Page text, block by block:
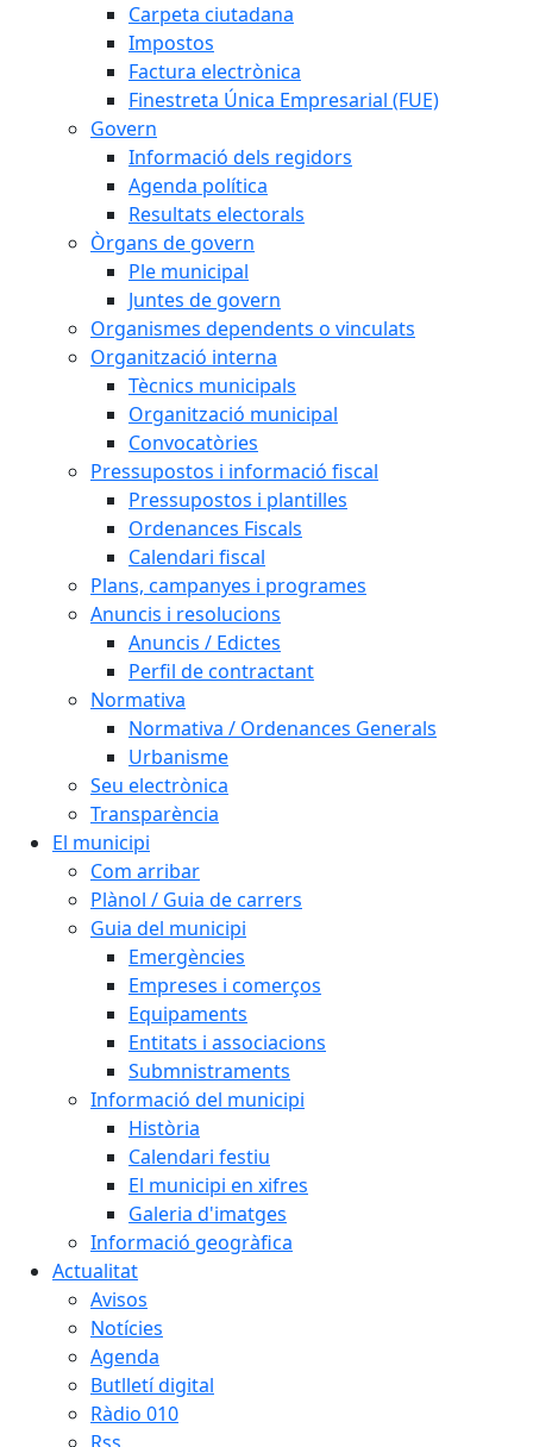
Carpeta ciutadana
Impostos
Factura electrònica
Finestreta Única Empresarial (FUE)
Govern
Informació dels regidors
Agenda política
Resultats electorals
Òrgans de govern
Ple municipal
Juntes de govern
Organismes dependents o vinculats
Organització interna
Tècnics municipals
Organització municipal
Convocatòries
Pressupostos i informació fiscal
Pressupostos i plantilles
Ordenances Fiscals
Calendari fiscal
Plans, campanyes i programes
Anuncis i resolucions
Anuncis / Edictes
Perfil de contractant
Normativa
Normativa / Ordenances Generals
Urbanisme
Seu electrònica
Transparència
El municipi
Com arribar
Plànol / Guia de carrers
Guia del municipi
Emergències
Empreses i comerços
Equipaments
Entitats i associacions
Submnistraments
Informació del municipi
Història
Calendari festiu
El municipi en xifres
Galeria d'imatges
Informació geogràfica
Actualitat
Avisos
Notícies
Agenda
Butlletí digital
Ràdio 010